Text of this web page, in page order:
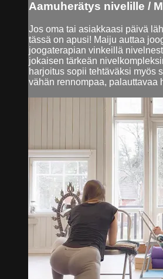
Aamuherätys nivelille /
Jos oma tai asiakkaasi päivä
tässä on apusi! Maiju auttaa
joogaterapian vinkeillä
jokaisen tärkeän
harjoitus sopii tehtäväksi myös
vähän rennompaa, palauttavaa